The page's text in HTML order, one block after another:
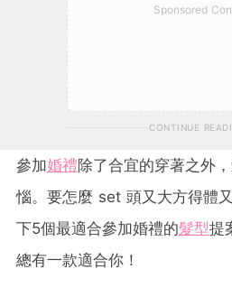
Sponsored
CONTINUE
參加婚禮除了合宜的穿著之外
惱。要怎麼 set 頭又大方得體
下5個最適合參加婚禮的髮型提
總有一款適合你！